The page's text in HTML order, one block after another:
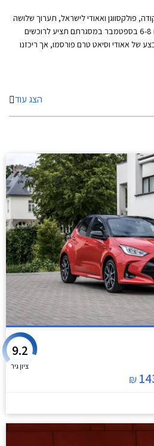
פולקסווגן ואאודי לישראל, תערוך שלושה
ימי מכירות מיוחדים בין התאריכים 6-8 בספטמבר במסגרתם תציע לרוכשים
של אאודי וסיאט טרם פורסמו, אך ריכזנו
הצג עוד
₪
9.2
ציון גיר